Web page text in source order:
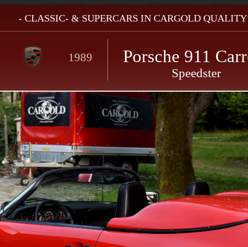
- CLASSIC- & SUPERCARS IN CARGOLD
1989 Porsche 911
Speedster